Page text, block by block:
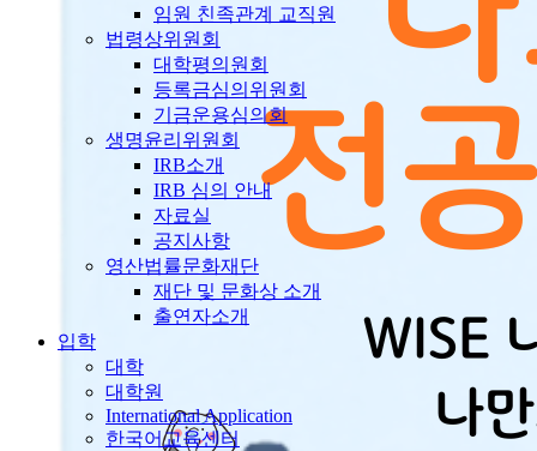
임원 친족관계 교직원
법령상위원회
대학평의원회
등록금심의위원회
기금운용심의회
생명윤리위원회
IRB소개
IRB 심의 안내
자료실
공지사항
영산법률문화재단
재단 및 문화상 소개
출연자소개
입학
대학
대학원
International Application
한국어교육센터